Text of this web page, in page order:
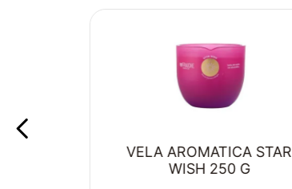
VELA AROMATICA STAR
WISH 250 G